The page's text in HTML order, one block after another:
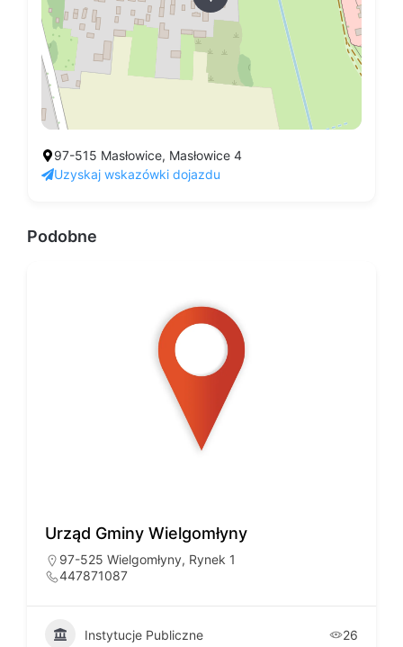
97-515 Masłowice, Masłowice 4
Uzyskaj wskazówki dojazdu
Podobne
Urząd Gminy Wielgomłyny
97-525 Wielgomłyny, Rynek 1
447871087
Instytucje Publiczne 26